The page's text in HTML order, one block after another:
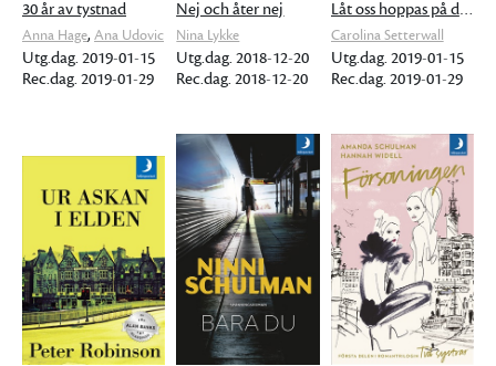
30 år av tystnad
Anna Hage, Ana Udovic
Utg.dag. 2019-01-15
Rec.dag. 2019-01-29
Nej och åter nej
Nina Lykke
Utg.dag. 2018-12-20
Rec.dag. 2018-12-20
Låt oss hoppas på det bästa
Carolina Setterwall
Utg.dag. 2019-01-15
Rec.dag. 2019-01-29